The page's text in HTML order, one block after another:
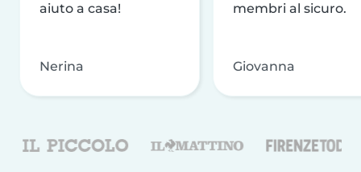
aiuto a casa!
Nerina
membri al sicuro.
Giovanna